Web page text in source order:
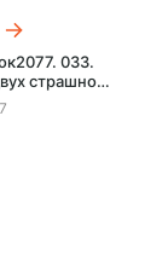
033.
страшно